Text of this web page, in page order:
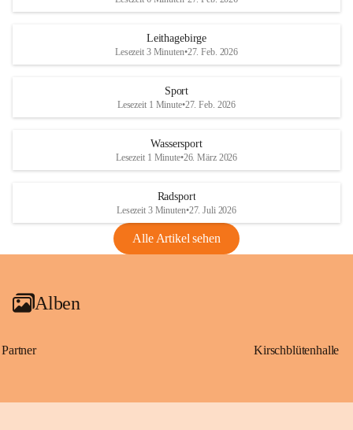
S
Maßnahmen zur Bekämpfung
Rebe und der Amerikanischen
Anhang VBl. EU Nr. 18
1 Seite•1,4 MB
VBl. EU Nr. 18_2026
S
Leithagebirge
Lesezeit 3 Minuten•27. Feb. 2026
Sport
Lesezeit 1 Minute•27. Feb. 2026
Wassersport
Lesezeit 1 Minute•26. März 2026
Radsport
Lesezeit 3 Minuten•27. Juli 2026
Alle Artikel sehen
Alben
Partner Kirschblütenhalle